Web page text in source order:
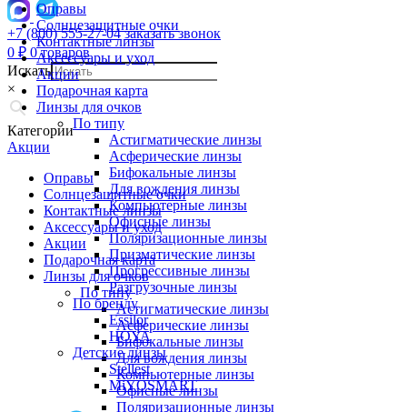
+7 (800) 555-27-04 заказать звонок
0 ₽ 0 товаров
Искать
×
Категории
Акции
Оправы
Солнцезащитные очки
Контактные линзы
Аксессуары и уход
Акции
Подарочная карта
Линзы для очков
По типу
Астигматические линзы
Асферические линзы
Бифокальные линзы
Для вождения линзы
Компьютерные линзы
Офисные линзы
Поляризационные линзы
Оправы
Солнцезащитные очки
Контактные линзы
Аксессуары и уход
Акции
Подарочная карта
Линзы для очков
По типу
Астигматические линзы
Асферические линзы
Бифокальные линзы
Для вождения линзы
Компьютерные линзы
Офисные линзы
Поляризационные линзы
Призматические линзы
Прогрессивные линзы
Разгрузочные линзы
По бренду
Essilor
HOYA
Детские линзы
Stellest
MiYOSMART